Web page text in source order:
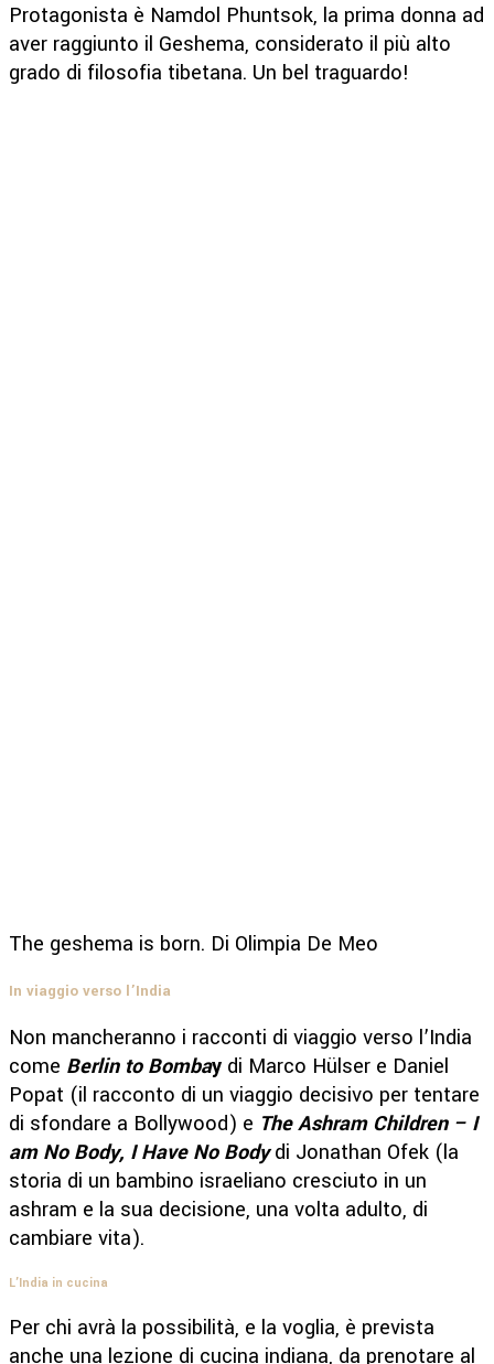
Protagonista è Namdol Phuntsok, la prima donna ad
aver raggiunto il Geshema, considerato il più alto
grado di filosofia tibetana. Un bel traguardo!
The geshema is born. Di Olimpia De Meo
In viaggio verso l’India
Non mancheranno i racconti di viaggio verso l’India
come Berlin to Bombay di Marco Hülser e Daniel
Popat (il racconto di un viaggio decisivo per tentare
di sfondare a Bollywood) e The Ashram Children – I
am No Body, I Have No Bodydi Jonathan Ofek (la
storia di un bambino israeliano cresciuto in un
ashram e la sua decisione, una volta adulto, di
cambiare vita).
L’India in cucina
Per chi avrà la possibilità, e la voglia, è prevista
anche una lezione di cucina indiana, da prenotare al